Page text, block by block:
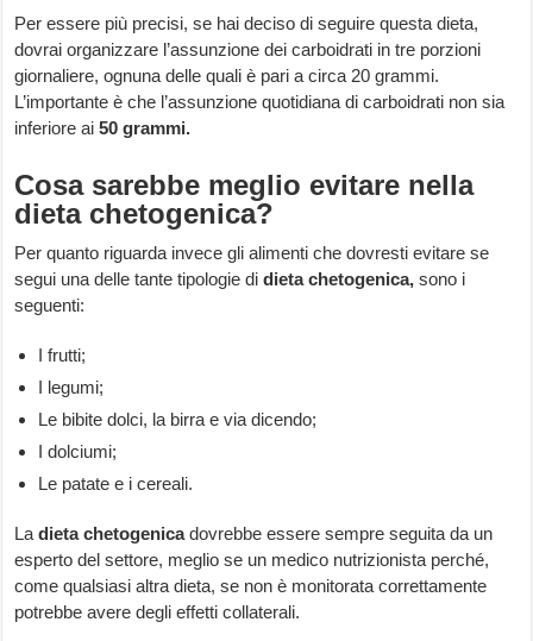
Per essere più precisi, se hai deciso di seguire questa dieta,
dovrai organizzare l’assunzione dei carboidrati in tre porzioni
giornaliere, ognuna delle quali è pari a circa 20 grammi.
L’importante è che l’assunzione quotidiana di carboidrati non sia
inferiore ai 50 grammi.
Cosa sarebbe meglio evitare nella
dieta chetogenica?
Per quanto riguarda invece gli alimenti che dovresti evitare se
segui una delle tante tipologie didieta chetogenica, sono i
seguenti:
I frutti;
I legumi;
Le bibite dolci, la birra e via dicendo;
I dolciumi;
Le patate e i cereali.
Ladieta chetogenicadovrebbe essere sempre seguita da un
esperto del settore, meglio se un medico nutrizionista perché,
come qualsiasi altra dieta, se non è monitorata correttamente
potrebbe avere degli effetti collaterali.